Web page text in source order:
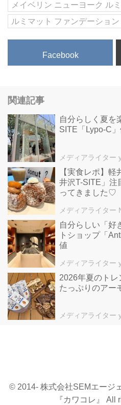
メイベリン ニューヨーク ル
ルミマット ファンデーション
Facebook
関連記事
自分らしく夏
SITE「Lypo-C
メディアライター
【実食レポ】
井沢T-SITE」注
ってきました♡
メディアライター
自分らしい「好
トショップ「
値
メディアライター
2026年夏のト
たっぷりのアー
メディアライター
© 2014- 株式会社SEMエージ
『カワコレ』 All